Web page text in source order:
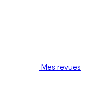
Mes revues